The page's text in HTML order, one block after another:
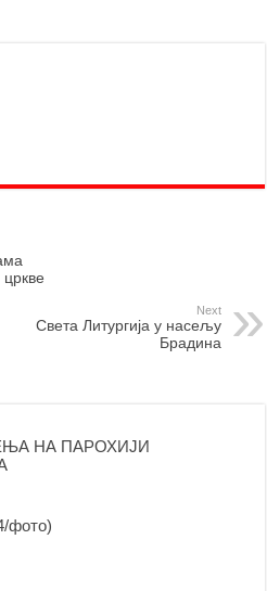
Next
Света Литургија у насељу
Брадина
НА ПАРОХИЈИ
фото)